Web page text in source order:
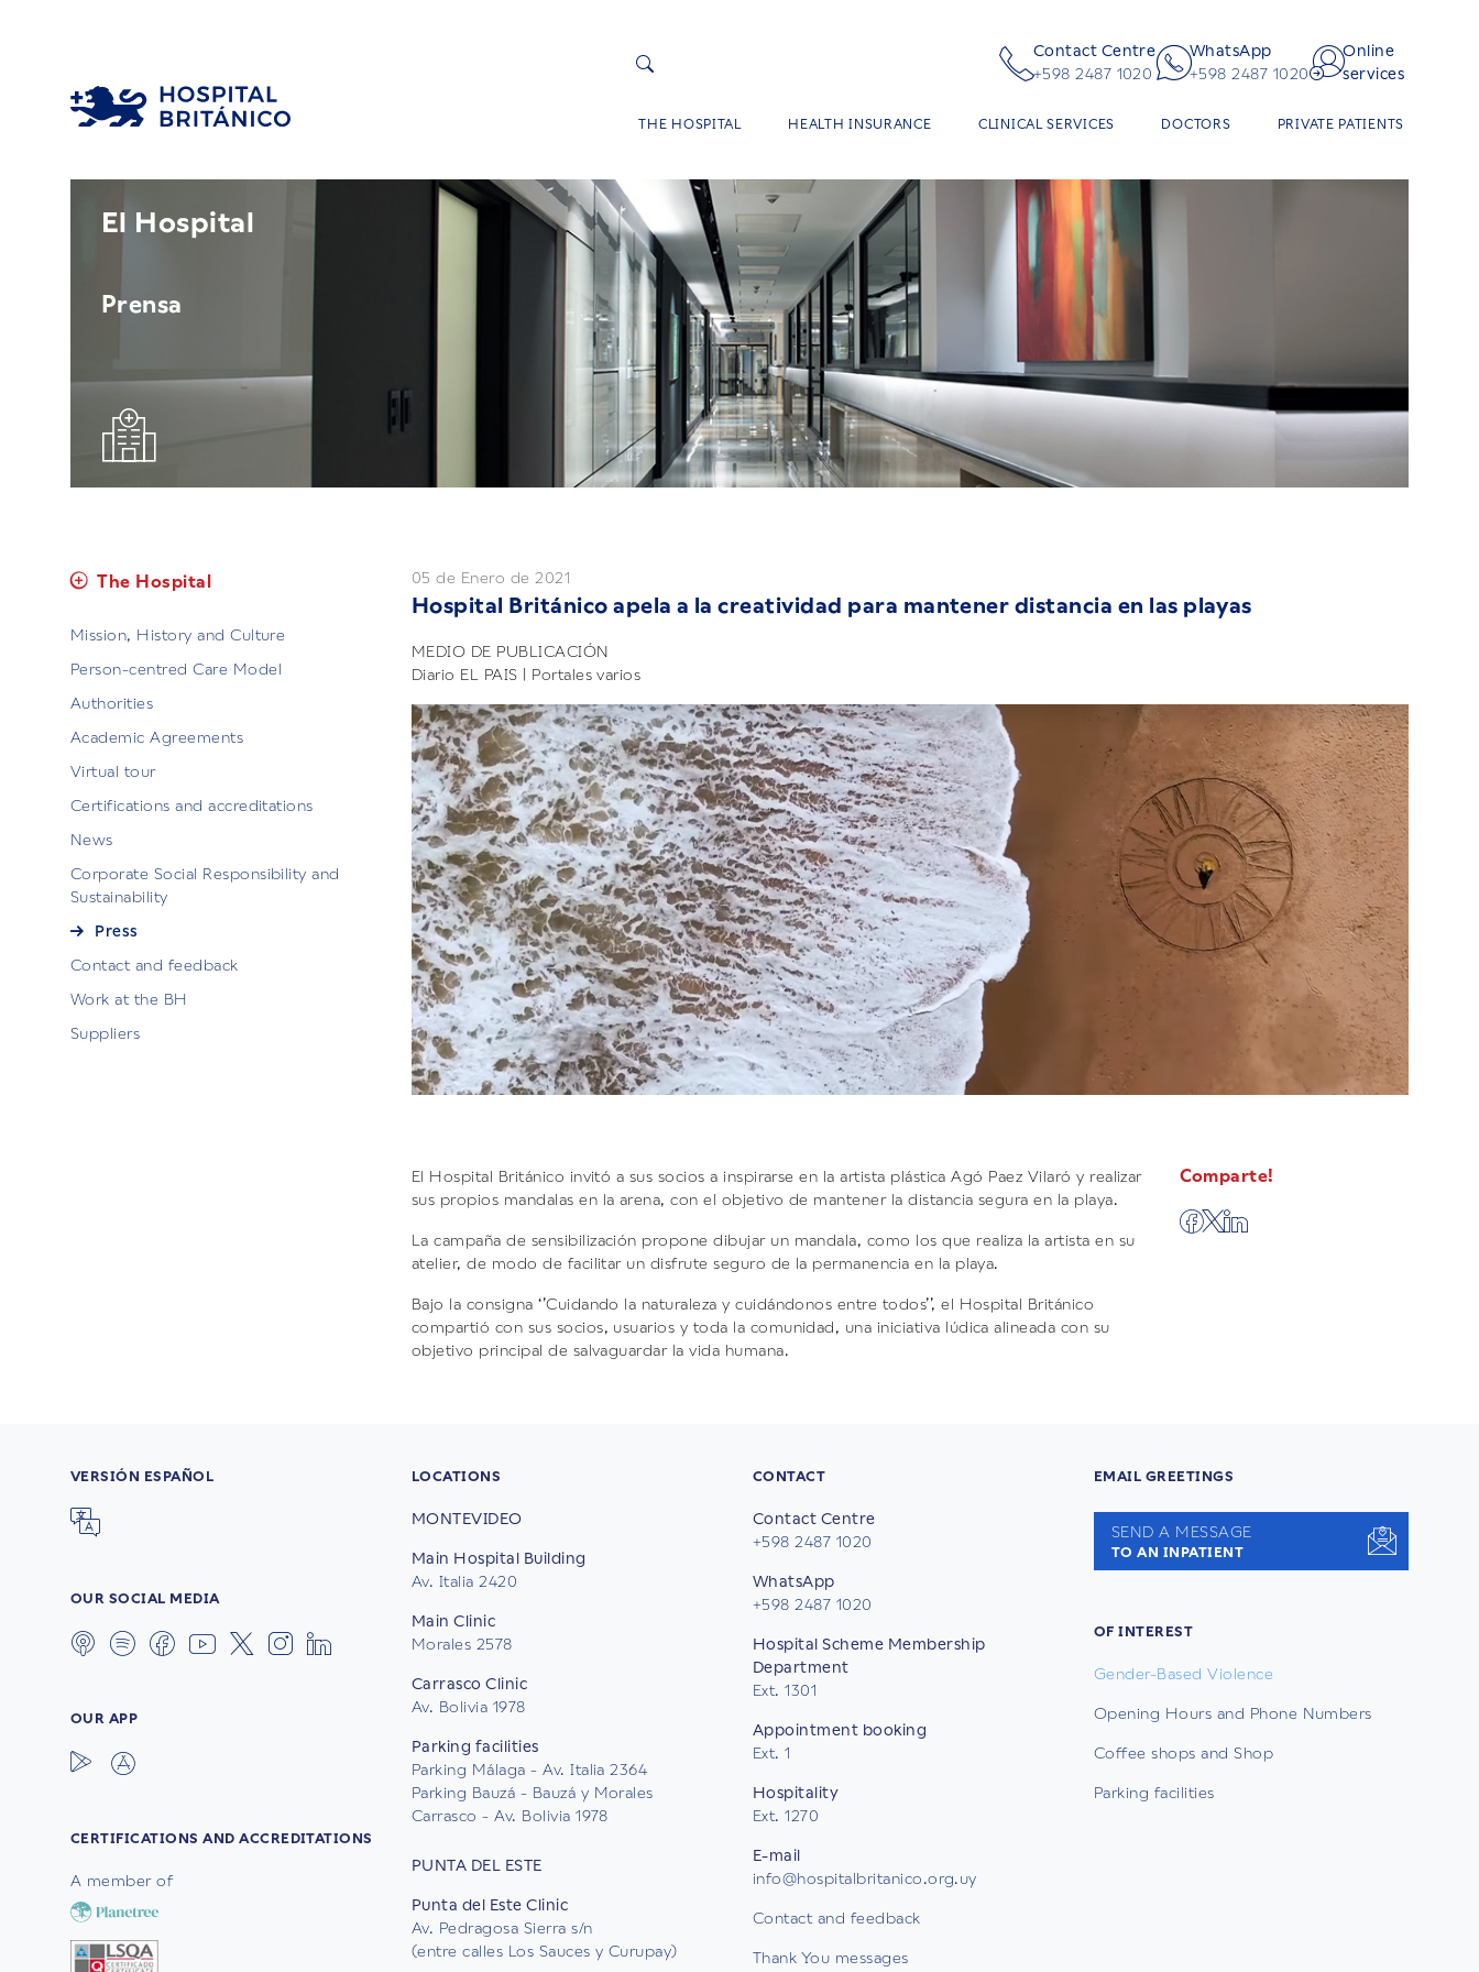
Contact Centre
+598 2487 1020
WhatsApp
+598 2487 1020
Online
services
THE HOSPITAL HEALTH INSURANCE CLINICAL SERVICES DOCTORS PRIVATE PATIENTS
El Hospital
Prensa
The Hospital
Mission, History and Culture
Person-centred Care Model
Authorities
Academic Agreements
Virtual tour
Certifications and accreditations
News
Corporate Social Responsibility and
Sustainability
Press
Contact and feedback
Work at the BH
Suppliers
05 de Enero de 2021
Hospital Británico apela a la creatividad para mantener distancia en las playas
MEDIO DE PUBLICACIÓN
Diario EL PAIS | Portales varios
El Hospital Británico invitó a sus socios a inspirarse en la artista plástica Agó Paez Vilaró y realizar
sus propios mandalas en la arena, con el objetivo de mantener la distancia segura en la playa.
La campaña de sensibilización propone dibujar un mandala, como los que realiza la artista en su
atelier, de modo de facilitar un disfrute seguro de la permanencia en la playa.
Bajo la consigna ‘’Cuidando la naturaleza y cuidándonos entre todos’’, el Hospital Británico
compartió con sus socios, usuarios y toda la comunidad, una iniciativa lúdica alineada con su
objetivo principal de salvaguardar la vida humana.
Comparte!
VERSIÓN ESPAÑOL
OUR SOCIAL MEDIA
OUR APP
CERTIFICATIONS AND ACCREDITATIONS
A member of
LOCATIONS
MONTEVIDEO
Main Hospital Building
Av. Italia 2420
Main Clinic
Morales 2578
Carrasco Clinic
Av. Bolivia 1978
Parking facilities
Parking Málaga - Av. Italia 2364
Parking Bauzá - Bauzá y Morales
Carrasco - Av. Bolivia 1978
PUNTA DEL ESTE
Punta del Este Clinic
Av. Pedragosa Sierra s/n
(entre calles Los Sauces y Curupay)
CONTACT
Contact Centre
+598 2487 1020
WhatsApp
+598 2487 1020
Hospital Scheme Membership
Department
Ext. 1301
Appointment booking
Ext. 1
Hospitality
Ext. 1270
E-mail
info@hospitalbritanico.org.uy
Contact and feedback
Thank You messages
EMAIL GREETINGS
SEND A MESSAGE
TO AN INPATIENT
OF INTEREST
Gender-Based Violence
Opening Hours and Phone Numbers
Coffee shops and Shop
Parking facilities